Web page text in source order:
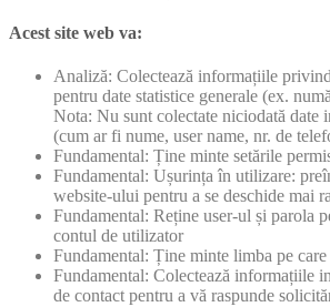
Acest site web va:
Analiză: Colectează informațiile
pentru date statistice generale (ex.
Nota: Nu sunt colectate niciodată date
(cum ar fi nume, user name, nr. de
Fundamental: Ține minte setările
Fundamental: Ușurința în utilizare:
website-ului pentru a se deschide mai
Fundamental: Reține user-ul și parola
contul de utilizator
Fundamental: Ține minte limba pe care
Fundamental: Colectează informațiile
de contact pentru a vă raspunde